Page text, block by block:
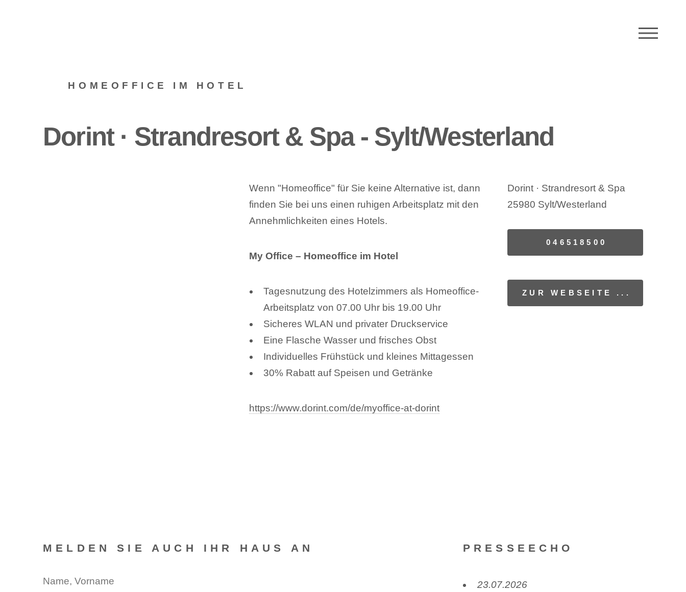
HOMEOFFICE IM HOTEL
Dorint · Strandresort & Spa - Sylt/Westerland
Wenn "Homeoffice" für Sie keine Alternative ist, dann
finden Sie bei uns einen ruhigen Arbeitsplatz mit den
Annehmlichkeiten eines Hotels.
My Office – Homeoffice im Hotel
Tagesnutzung des Hotelzimmers als Homeoffice-
Arbeitsplatz von 07.00 Uhr bis 19.00 Uhr
Sicheres WLAN und privater Druckservice
Eine Flasche Wasser und frisches Obst
Individuelles Frühstück und kleines Mittagessen
30% Rabatt auf Speisen und Getränke
https://www.dorint.com/de/myoffice-at-dorint
Dorint · Strandresort & Spa
25980 Sylt/Westerland
046518500
ZUR WEBSEITE ...
MELDEN SIE AUCH IHR HAUS AN PRESSEECHO
23.07.2026